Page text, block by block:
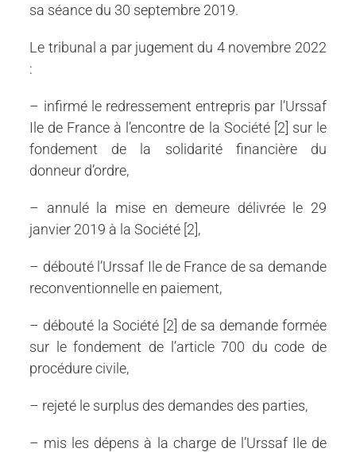
sa séance du 30 septembre 2019.
Le tribunal a par jugement du 4 novembre 2022
:
– infirmé le redressement entrepris par l’Urssaf
Ile de France à l’encontre de la Société [2] sur le
fondement de la solidarité financière du
donneur d’ordre,
– annulé la mise en demeure délivrée le 29
janvier 2019 à la Société [2],
– débouté l’Urssaf Ile de France de sa demande
reconventionnelle en paiement,
– débouté la Société [2] de sa demande formée
sur le fondement de l’article 700 du code de
procédure civile,
– rejeté le surplus des demandes des parties,
– mis les dépens à la charge de l’Urssaf Ile de